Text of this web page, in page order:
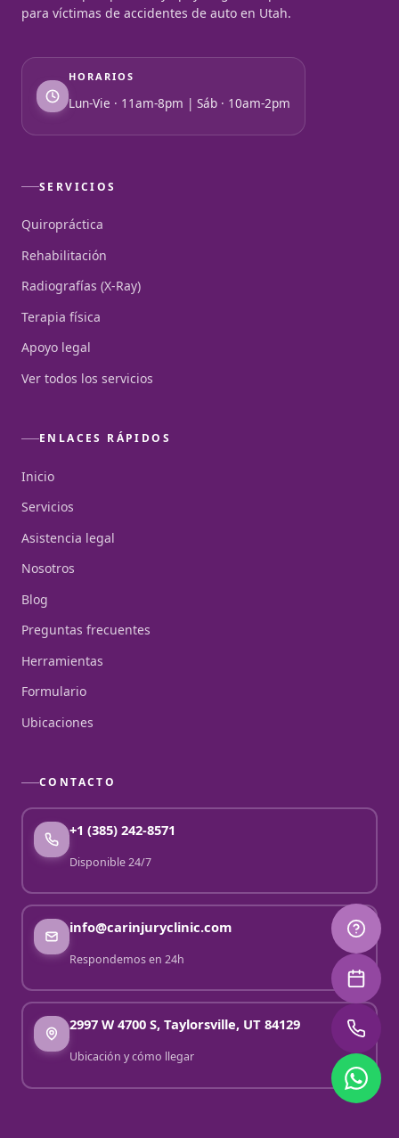
para víctimas de accidentes de auto en Utah.
HORARIOS
Lun-Vie · 11am-8pm | Sáb · 10am-2pm
SERVICIOS
Quiropráctica
Rehabilitación
Radiografías (X-Ray)
Terapia física
Apoyo legal
Ver todos los servicios
ENLACES RÁPIDOS
Inicio
Servicios
Asistencia legal
Nosotros
Blog
Preguntas frecuentes
Herramientas
Formulario
Ubicaciones
CONTACTO
+1 (385) 242-8571
Disponible 24/7
info@carinjuryclinic.com
Respondemos en 24h
2997 W 4700 S, Taylorsville, UT 84129
Ubicación y cómo llegar